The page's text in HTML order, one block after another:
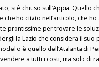
si è chiuso sull’Appia. Quello
che ho citato nell’articolo, che
prontissime per trovare le
la Lazio che considera il suo
è quello dell’Atalanta di
a tutti i costi, ma solo di